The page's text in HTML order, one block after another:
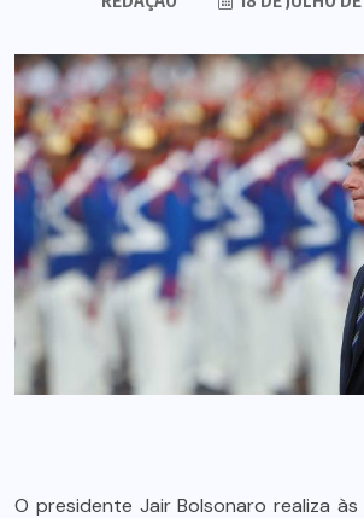
O presidente Jair Bolsonaro realiza